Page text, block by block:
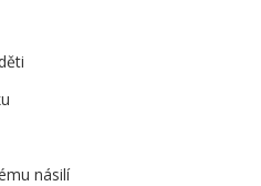
násilí